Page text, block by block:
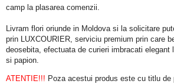
camp la plasarea comenzii.
Livram flori oriunde in Moldova si la solicitare
prin LUXCOURIER, serviciu premium prin care
deosebita, efectuata de curieri imbracati elegant
si papion.
ATENTIE!!! Poza acestui produs este cu titlu de